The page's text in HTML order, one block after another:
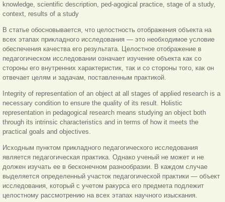
knowledge, scientific description, ped-agogical practice, stage of a study,
context, results of a study
В статье обосновывается, что целостность отображения объекта на
всех этапах прикладного исследования — это необходимое условие
обеспечения качества его результата. Целостное отображение в
педагогическом исследовании означает изучение объекта как со
стороны его внутренних характеристик, так и со стороны того, как он
отвечает целям и задачам, поставленным практикой.
Integrity of representation of an object at all stages of applied research is a
necessary condition to ensure the quality of its result. Holistic
representation in pedagogical research means studying an object both
through its intrinsic characteristics and in terms of how it meets the
practical goals and objectives.
Исходным пунктом прикладного педагогического исследования
является педагогическая практика. Однако ученый не может и не
должен изучать ее в бесконечном разнообразии. В каждом случае
выделяется определенный участок педагогической практики — объект
исследования, который с учетом ракурса его предмета подлежит
целостному рассмотрению на всех этапах научного изыскания.